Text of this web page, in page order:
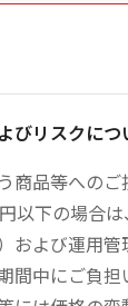
びリスクにつ
商品等への
以下の場合
および運用
間中にご負